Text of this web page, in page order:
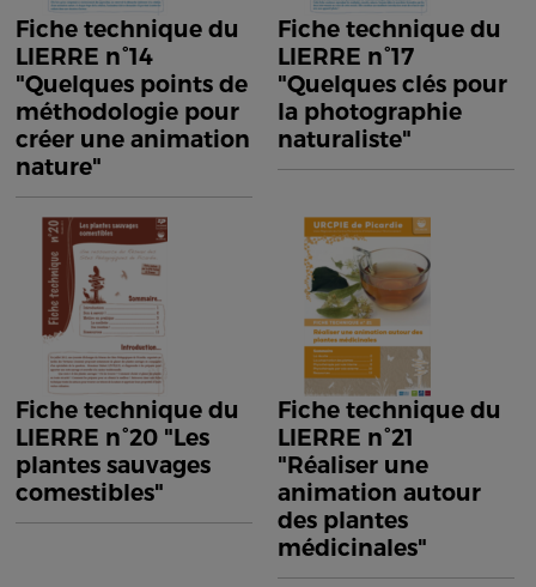
Fiche technique du
LIERRE n°14
"Quelques points de
méthodologie pour
créer une animation
nature"
Fiche technique du
LIERRE n°17
"Quelques clés pour
la photographie
naturaliste"
Fiche technique du
LIERRE n°20 "Les
plantes sauvages
comestibles"
Fiche technique du
LIERRE n°21
"Réaliser une
animation autour
des plantes
médicinales"